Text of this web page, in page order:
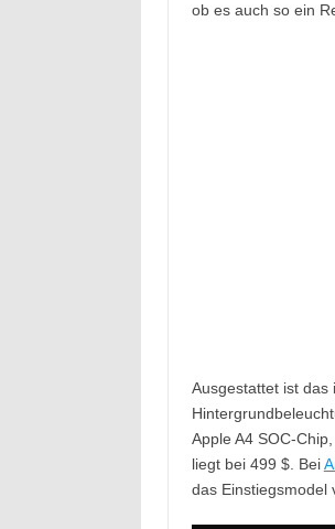
ob es auch so ein
Ausgestattet ist das
Apple A4 SOC-
liegt bei 499 $. Bei
das Einstiegsmodel